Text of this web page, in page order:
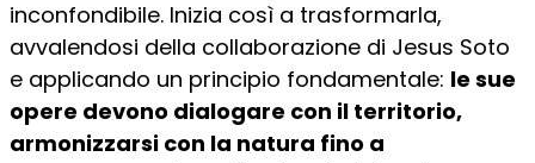
inconfondibile. Inizia così a trasformarla,
avvalendosi della collaborazione di Jesus Soto
e applicando un principio fondamentale: le sue
opere devono dialogare con il territorio,
armonizzarsi con la natura fino a